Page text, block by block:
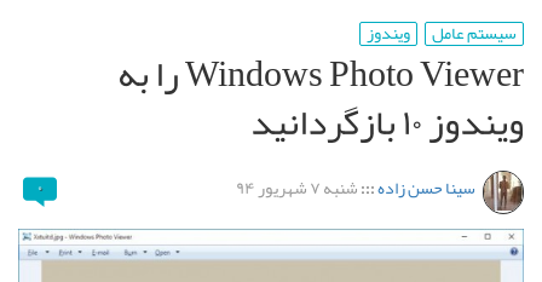
سیستم عامل ویندوز
Windows Photo Viewer را به
ویندوز ۱۰ بازگردانید
سینا حسن زاده:::شنبه ۷ شهریور ۹۴ ۰